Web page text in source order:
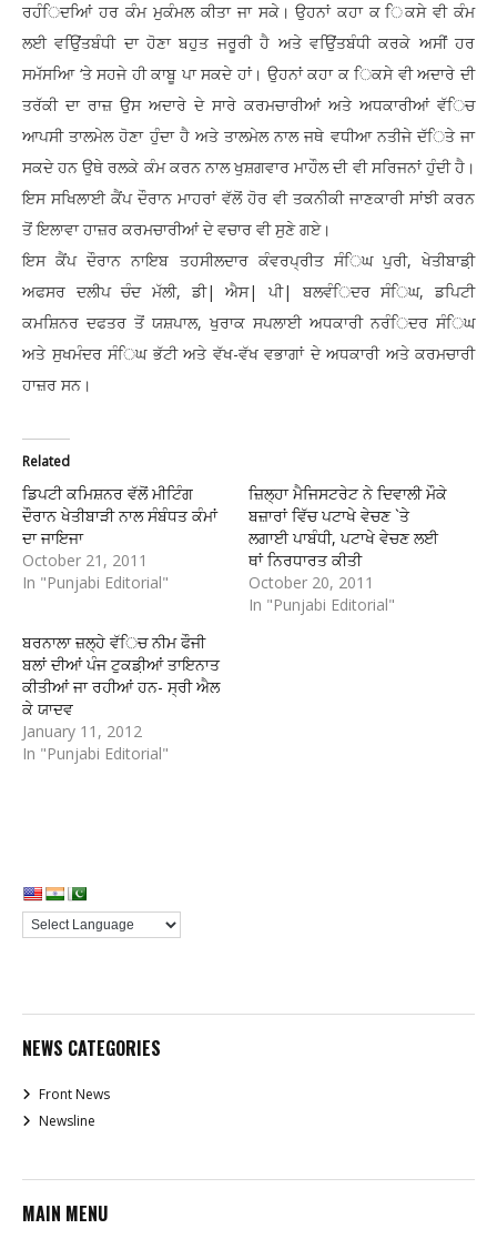
ਰਹੰਿਦਆਿਂ ਹਰ ਕੰਮ ਮੁਕੰਮਲ ਕੀਤਾ ਜਾ ਸਕੇ। ਉਹਨਾਂ ਕਹਾ ਕ ਿਕਸੇ ਵੀ ਕੰਮ
ਲਈ ਵਉਿਂਤਬੰਧੀ ਦਾ ਹੋਣਾ ਬਹੁਤ ਜਰੂਰੀ ਹੈ ਅਤੇ ਵਉਿਂਤਬੰਧੀ ਕਰਕੇ ਅਸੀਂ ਹਰ
ਸਮੱਸਆਿ ‘ਤੇ ਸਹਜੇ ਹੀ ਕਾਬੂ ਪਾ ਸਕਦੇ ਹਾਂ। ਉਹਨਾਂ ਕਹਾ ਕ ਿਕਸੇ ਵੀ ਅਦਾਰੇ ਦੀ
ਤਰੱਕੀ ਦਾ ਰਾਜ਼ ਉਸ ਅਦਾਰੇ ਦੇ ਸਾਰੇ ਕਰਮਚਾਰੀਆਂ ਅਤੇ ਅਧਕਾਰੀਆਂ ਵੱਿਚ
ਆਪਸੀ ਤਾਲਮੇਲ ਹੋਣਾ ਹੁੰਦਾ ਹੈ ਅਤੇ ਤਾਲਮੇਲ ਨਾਲ ਜਥੇ ਵਧੀਆ ਨਤੀਜੇ ਦੱਿਤੇ ਜਾ
ਸਕਦੇ ਹਨ ਉਥੇ ਰਲਕੇ ਕੰਮ ਕਰਨ ਨਾਲ ਖੁਸ਼ਗਵਾਰ ਮਾਹੌਲ ਦੀ ਵੀ ਸਰਿਜਨਾਂ ਹੁੰਦੀ ਹੈ।
ਇਸ ਸਖਿਲਾਈ ਕੈਂਪ ਦੌਰਾਨ ਮਾਹਰਾਂ ਵੱਲੋਂ ਹੋਰ ਵੀ ਤਕਨੀਕੀ ਜਾਣਕਾਰੀ ਸਾਂਝੀ ਕਰਨ
ਤੋਂ ਇਲਾਵਾ ਹਾਜ਼ਰ ਕਰਮਚਾਰੀਆਂ ਦੇ ਵਚਾਰ ਵੀ ਸੁਣੇ ਗਏ।
ਇਸ ਕੈਂਪ ਦੌਰਾਨ ਨਾਇਬ ਤਹਸੀਲਦਾਰ ਕੰਵਰਪ੍ਰੀਤ ਸੰਿਘ ਪੁਰੀ, ਖੇਤੀਬਾਡ਼ੀ
ਅਫਸਰ ਦਲੀਪ ਚੰਦ ਮੱਲੀ, ਡੀ| ਐਸ| ਪੀ| ਬਲਵੰਿਦਰ ਸੰਿਘ, ਡਪਿਟੀ
ਕਮਸ਼ਿਨਰ ਦਫਤਰ ਤੋਂ ਯਸ਼ਪਾਲ, ਖੁਰਾਕ ਸਪਲਾਈ ਅਧਕਾਰੀ ਨਰੰਿਦਰ ਸੰਿਘ
ਅਤੇ ਸੁਖਮੰਦਰ ਸੰਿਘ ਭੱਟੀ ਅਤੇ ਵੱਖ-ਵੱਖ ਵਭਾਗਾਂ ਦੇ ਅਧਕਾਰੀ ਅਤੇ ਕਰਮਚਾਰੀ
ਹਾਜ਼ਰ ਸਨ।
Related
ਡਿਪਟੀ ਕਮਿਸ਼ਨਰ ਵੱਲੋਂ ਮੀਟਿੰਗ
ਦੌਰਾਨ ਖੇਤੀਬਾੜੀ ਨਾਲ ਸੰਬੰਧਤ ਕੰਮਾਂ
ਦਾ ਜਾਇਜਾ
October 21, 2011
In "Punjabi Editorial"
ਜ਼ਿਲ੍ਹਾ ਮੈਜਿਸਟਰੇਟ ਨੇ ਦਿਵਾਲੀ ਮੌਕੇ
ਬਜ਼ਾਰਾਂ ਵਿੱਚ ਪਟਾਖੇ ਵੇਚਣ `ਤੇ
ਲਗਾਈ ਪਾਬੰਧੀ, ਪਟਾਖੇ ਵੇਚਣ ਲਈ
ਥਾਂ ਨਿਰਧਾਰਤ ਕੀਤੀ
October 20, 2011
In "Punjabi Editorial"
ਬਰਨਾਲਾ ਜ਼ਲ੍ਹੇ ਵੱਿਚ ਨੀਮ ਫੌਜੀ
ਬਲਾਂ ਦੀਆਂ ਪੰਜ ਟੁਕਡ਼ੀਆਂ ਤਾਇਨਾਤ
ਕੀਤੀਆਂ ਜਾ ਰਹੀਆਂ ਹਨ- ਸ੍ਰੀ ਐਲ
ਕੇ ਯਾਦਵ
January 11, 2012
In "Punjabi Editorial"
NEWS CATEGORIES
Front News
Newsline
MAIN MENU